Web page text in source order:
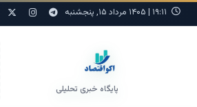
۱۹:۱۱ | ۱۴۰۵ مرداد ۱۵, پنجشنبه
پایگاه خبری تحلیلی